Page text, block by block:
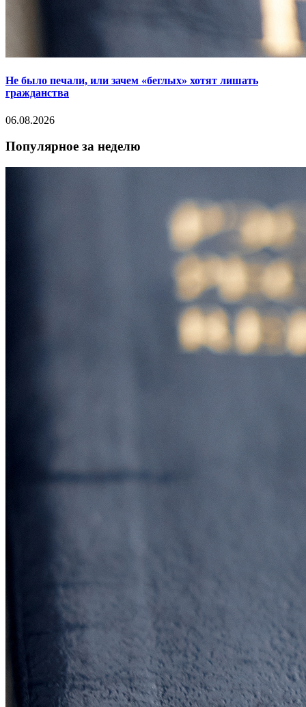
Не было печали, или зачем «беглых» хотят лишать
гражданства
06.08.2026
Популярное за неделю